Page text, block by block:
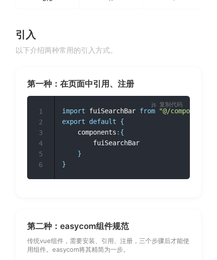
引入
以下介绍两种常用的引入方式。
第一种：在页面中引用、注册
import fuiSearchBar from
"@/
export
default
{
	components
: {
}
}
1
2
3
4
5
6
复制代码
第二种：easycom组件规范
传统vue组件，需要安装、引用、注册，三个步骤后才能使
用组件。easycom将其精简为一步。